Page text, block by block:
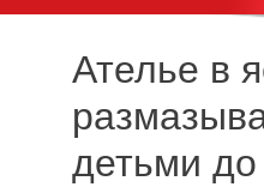
Ателье в
детьми